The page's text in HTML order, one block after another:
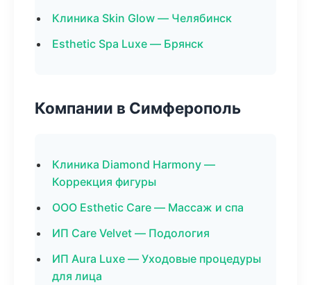
Клиника Skin Glow — Челябинск
Esthetic Spa Luxe — Брянск
Компании в Симферополь
Клиника Diamond Harmony —
Коррекция фигуры
ООО Esthetic Care — Массаж и спа
ИП Care Velvet — Подология
ИП Aura Luxe — Уходовые процедуры
для лица